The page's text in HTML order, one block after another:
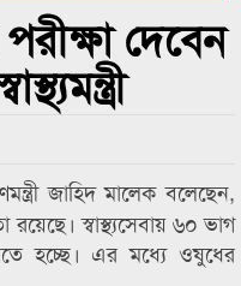
গ্রুপ থিয়েটার ফেডারেশানের
দেবেন
জাহিদ মালেক বলেছেন,
স্বাস্থ্যসেবায় ৬০ ভাগ
হচ্ছে। এর মধ্যে ওষুধের